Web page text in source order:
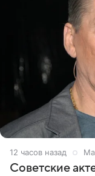
12 часов назад
Советские